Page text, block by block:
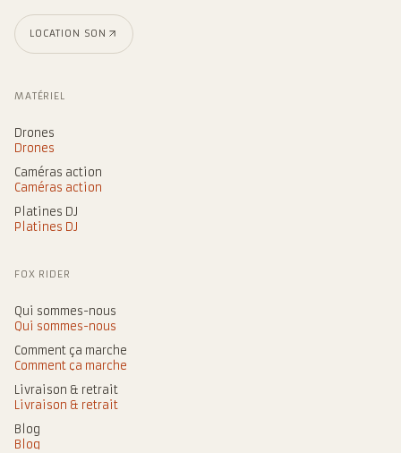
LOCATION SON
MATÉRIEL
Drones
Drones
Caméras action
Caméras action
Platines DJ
Platines DJ
FOX RIDER
Qui sommes-nous
Qui sommes-nous
Comment ça marche
Comment ça marche
Livraison & retrait
Livraison & retrait
Blog
Blog